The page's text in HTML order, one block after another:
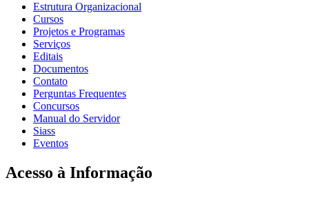
Estrutura Organizacional
Cursos
Projetos e Programas
Serviços
Editais
Documentos
Contato
Perguntas Frequentes
Concursos
Manual do Servidor
Siass
Eventos
Acesso à Informação